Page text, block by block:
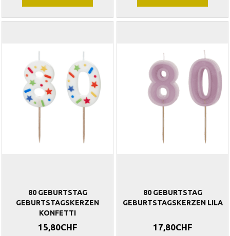
80 GEBURTSTAG
GEBURTSTAGSKERZEN
KONFETTI
15,80CHF
80 GEBURTSTAG
GEBURTSTAGSKERZEN LILA
17,80CHF